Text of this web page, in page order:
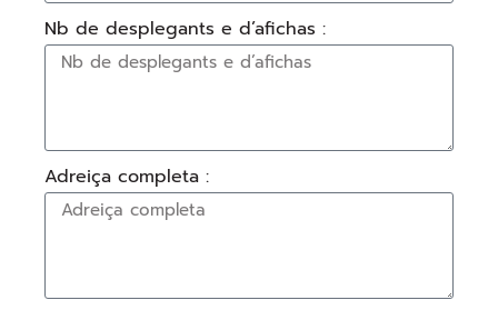
Nb de desplegants e d’afichas :
Adreiça completa :